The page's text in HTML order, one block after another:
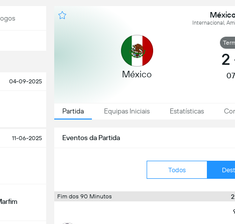
04-09-2025
11-06-2025
Internacional,
México
2
Partida Equipas Iniciais Estatísticas
Eventos da Partida
Todos
Fim dos 90 Minutos